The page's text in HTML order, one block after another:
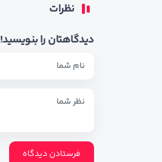
نظرات
دیدگاهتان را بنویسید!